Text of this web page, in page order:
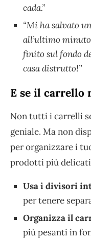
cada.”
“Mi ha salvato
all’ultimo
finito sul fondo
casa distrutto!”
E se il carrello
Non tutti i carrelli
geniale. Ma non
per organizzare i
prodotti più
Usa i divisori
per tenere
Organizza il
più pesanti in